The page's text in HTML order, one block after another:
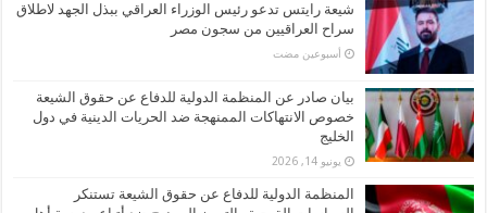
شيعة رايتس تدعو رئيس الوزراء العراقي ببذل الجهد لاطلاق
سراح العراقيين من سجون مصر
‏أسبوعين مضت
بيان صادر عن المنظمة الدولية للدفاع عن حقوق الشيعة
خصوص الانتهاكات الممنهجة ضد الحريات الدينية في دول
الخليج
يونيو 14, 2026
المنظمة الدولية للدفاع عن حقوق الشيعة تستنكر